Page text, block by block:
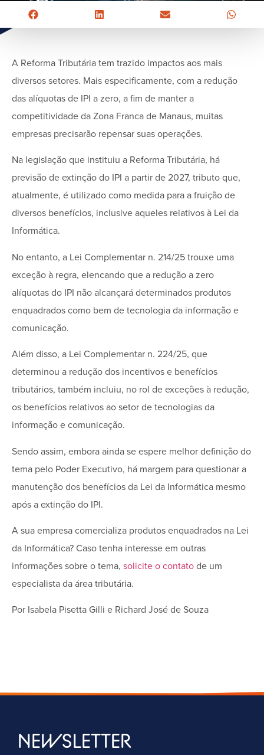
A Reforma Tributária tem trazido impactos aos mais
diversos setores. Mais especificamente, com a redução
das alíquotas de IPI a zero, a fim de manter a
competitividade da Zona Franca de Manaus, muitas
empresas precisarão repensar suas operações.
Na legislação que instituiu a Reforma Tributária, há
previsão de extinção do IPI a partir de 2027, tributo que,
atualmente, é utilizado como medida para a fruição de
diversos benefícios, inclusive aqueles relativos à Lei da
Informática.
No entanto, a Lei Complementar n. 214/25 trouxe uma
exceção à regra, elencando que a redução a zero
alíquotas do IPI não alcançará determinados produtos
enquadrados como bem de tecnologia da informação e
comunicação.
Além disso, a Lei Complementar n. 224/25, que
determinou a redução dos incentivos e benefícios
tributários, também incluiu, no rol de exceções à redução,
os benefícios relativos ao setor de tecnologias da
informação e comunicação.
Sendo assim, embora ainda se espere melhor definição do
tema pelo Poder Executivo, há margem para questionar a
manutenção dos benefícios da Lei da Informática mesmo
após a extinção do IPI.
A sua empresa comercializa produtos enquadrados na Lei
da Informática? Caso tenha interesse em outras
informações sobre o tema, solicite o contato de um
especialista da área tributária.
Por Isabela Pisetta Gilli e Richard José de Souza
NEWSLETTER